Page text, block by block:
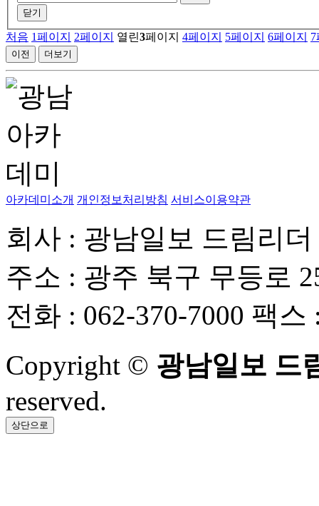
닫기
처음 1페이지 2페이지 열린3페이지 4페이지 5페이지 6페이지 7
이전 더보기
아카데미소개 개인정보처리방침 서비스이용약관
회사 : 광남일보 드림리
주소 : 광주 북구 무등로
전화 : 062-370-7000 팩스
Copyright © 광남일보 드
reserved.
상단으로